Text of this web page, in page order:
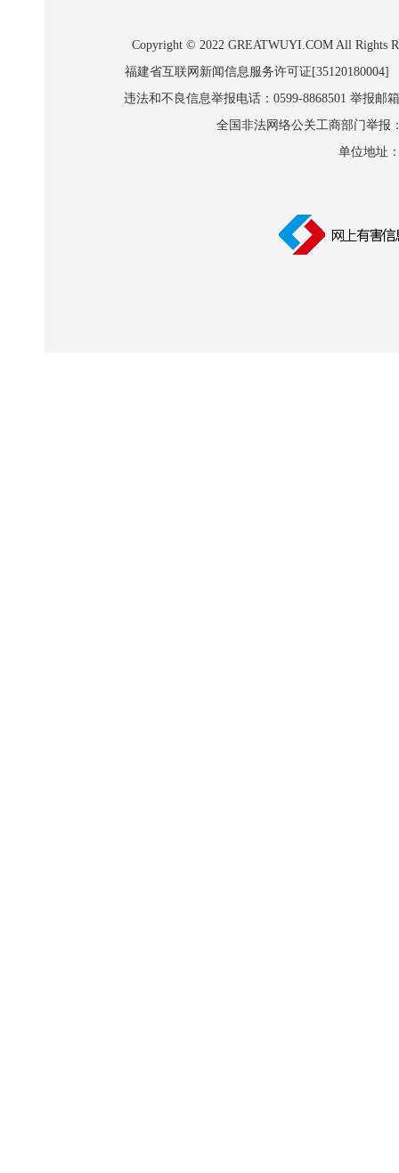
Copyright © 2022 GREATWUYI.COM All Rights
福建省互联网新闻信息服务许可证
违法和不良信息举报电话：0599-8868501 举报邮
全国非法网络公关工商部门举报
单位地址